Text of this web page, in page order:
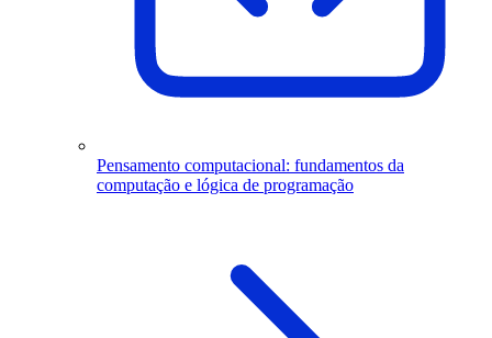
Pensamento computacional: fundamentos da
computação e lógica de programação